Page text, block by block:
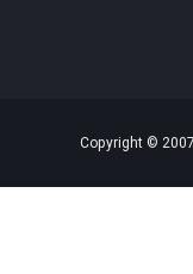
Copyright ©